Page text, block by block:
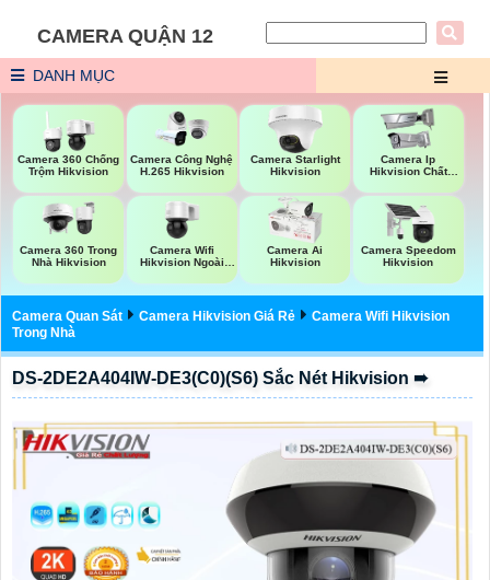
CAMERA QUẬN 12
DANH MỤC
Camera 360 Chống
Trộm Hikvision
Camera Công Nghệ
H.265 Hikvision
Camera Starlight
Hikvision
Camera Ip
Hikvision Chất
Camera 360 Trong
Nhà Hikvision
Camera Wifi
Hikvision Ngoài
Camera Ai
Hikvision
Camera Speedom
Hikvision
Camera Quan Sát Camera Hikvision Giá Rẻ
Camera Wifi Hikvision
Trong Nhà
DS-2DE2A404IW-DE3(C0)(S6) Sắc Nét Hikvision ➠